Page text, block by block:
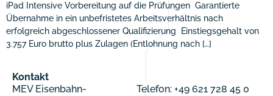
iPad Intensive Vorbereitung auf die Prüfungen Garantierte
Übernahme in ein unbefristetes Arbeitsverhältnis nach
erfolgreich abgeschlossener Qualifizierung Einstiegsgehalt von
3.757 Euro brutto plus Zulagen (Entlohnung nach […]
Kontakt
MEV Eisenbahn-
Telefon: +49 621 728 45 0